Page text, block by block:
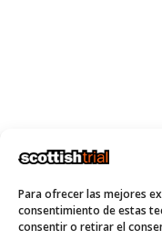
Para ofrecer las mejores
consentimiento de estas
consentir o retirar el